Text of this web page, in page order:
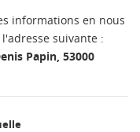
informations en nous
suivante :
Papin, 53000